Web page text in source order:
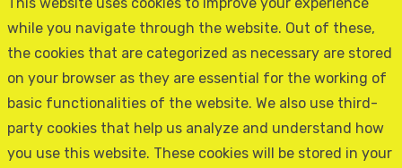
while you navigate through the website. Out of these,
the cookies that are categorized as necessary are stored
on your browser as they are essential for the working of
basic functionalities of the website. We also use third-
party cookies that help us analyze and understand how
you use this website. These cookies will be stored in your